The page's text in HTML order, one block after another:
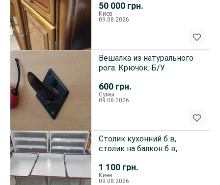
50 000 грн.
Киев
09.08.2026
600 грн.
Вешалка из натурального
рога. Крючок. Б/У
Сумы
09.08.2026
1 100 грн.
Столик кухонний б в,
столик на балкон б в,
Киев
09.08.2026